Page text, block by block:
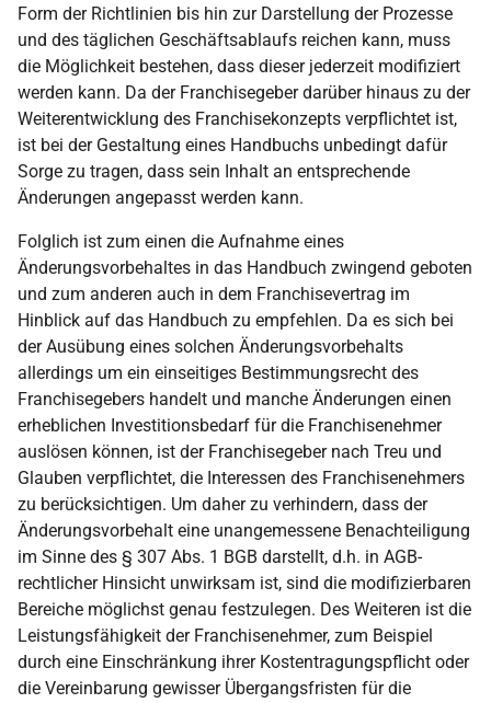
Form der Richtlinien bis hin zur Darstellung der Prozesse
und des täglichen Geschäftsablaufs reichen kann, muss
die Möglichkeit bestehen, dass dieser jederzeit modifiziert
werden kann. Da der Franchisegeber darüber hinaus zu der
Weiterentwicklung des Franchisekonzepts verpflichtet ist,
ist bei der Gestaltung eines Handbuchs unbedingt dafür
Sorge zu tragen, dass sein Inhalt an entsprechende
Änderungen angepasst werden kann.
Folglich ist zum einen die Aufnahme eines
Änderungsvorbehaltes in das Handbuch zwingend geboten
und zum anderen auch in dem Franchisevertrag im
Hinblick auf das Handbuch zu empfehlen. Da es sich bei
der Ausübung eines solchen Änderungsvorbehalts
allerdings um ein einseitiges Bestimmungsrecht des
Franchisegebers handelt und manche Änderungen einen
erheblichen Investitionsbedarf für die Franchisenehmer
auslösen können, ist der Franchisegeber nach Treu und
Glauben verpflichtet, die Interessen des Franchisenehmers
zu berücksichtigen. Um daher zu verhindern, dass der
Änderungsvorbehalt eine unangemessene Benachteiligung
im Sinne des § 307 Abs. 1 BGB darstellt, d.h. in AGB-
rechtlicher Hinsicht unwirksam ist, sind die modifizierbaren
Bereiche möglichst genau festzulegen. Des Weiteren ist die
Leistungsfähigkeit der Franchisenehmer, zum Beispiel
durch eine Einschränkung ihrer Kostentragungspflicht oder
die Vereinbarung gewisser Übergangsfristen für die